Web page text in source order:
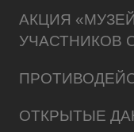
АКЦИЯ
УЧАСТНИКОВ
ОТКРЫТЫЕ